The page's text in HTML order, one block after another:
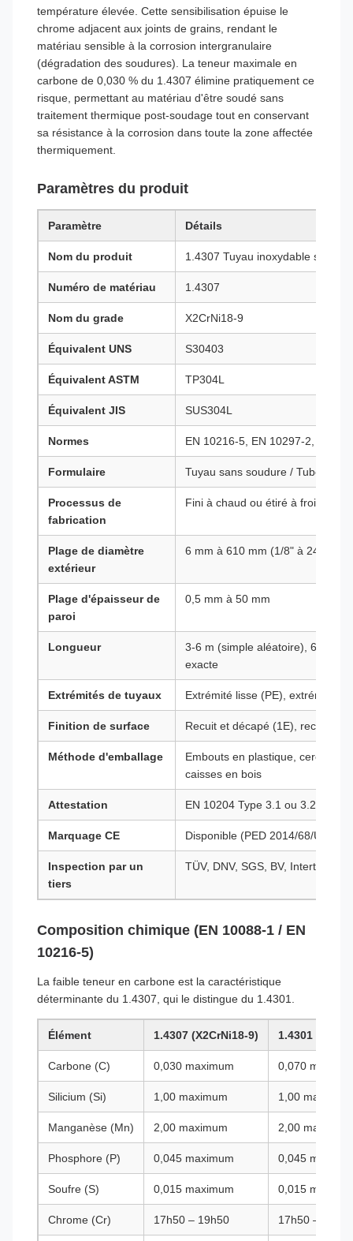
température élevée. Cette sensibilisation épuise le
chrome adjacent aux joints de grains, rendant le
matériau sensible à la corrosion intergranulaire
(dégradation des soudures). La teneur maximale en
carbone de 0,030 % du 1.4307 élimine pratiquement ce
risque, permettant au matériau d'être soudé sans
traitement thermique post-soudage tout en conservant
sa résistance à la corrosion dans toute la zone affectée
thermiquement.
Paramètres du produit
Paramètre Détails
Nom du produit 1.4307 Tuyau inoxydable sans
Numéro de matériau 1.4307
Nom du grade X2CrNi18-9
Équivalent UNS S30403
Équivalent ASTM TP304L
Équivalent JIS SUS304L
Normes EN 10216-5, EN 10297-2, EN
Formulaire Tuyau sans soudure / Tube sans
Processus de
fabrication
Fini à chaud ou étiré à froid sans
Plage de diamètre
extérieur
6 mm à 610 mm (1/8" à 24")
Plage d'épaisseur de
paroi
0,5 mm à 50 mm
Longueur
3-6 m (simple aléatoire), 6-12 m
exacte
Extrémités de tuyaux Extrémité lisse (PE), extrémité
Finition de surface Recuit et décapé (1E), recuit
Méthode d'emballage
Embouts en plastique, cerclage
caisses en bois
Attestation EN 10204 Type 3.1 ou 3.2
Marquage CE Disponible (PED 2014/68/UE)
Inspection par un
tiers
TÜV, DNV, SGS, BV, Intertek
Composition chimique (EN 10088-1 / EN
10216-5)
La faible teneur en carbone est la caractéristique
déterminante du 1.4307, qui le distingue du 1.4301.
Élément 1.4307 (X2CrNi18-9) 1.4301
Carbone (C) 0,030 maximum 0,070
Silicium (Si) 1,00 maximum 1,00 maximum
Manganèse (Mn) 2,00 maximum 2,00 maximum
Phosphore (P) 0,045 maximum 0,045
Soufre (S) 0,015 maximum 0,015
Chrome (Cr) 17h50 – 19h50 17h50 – 19h50